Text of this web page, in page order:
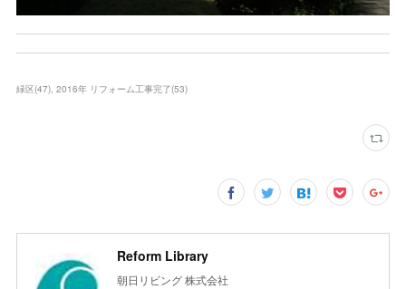
緑区(47) 2016年 リフォーム工事完了(53)
Reform Library
朝日リビング 株式会社